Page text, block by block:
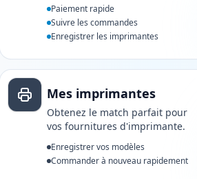
Paiement rapide
Suivre les commandes
Enregistrer les imprimantes
Mes imprimantes
Obtenez le match parfait pour
vos fournitures d'imprimante.
Enregistrer vos modèles
Commander à nouveau rapidement